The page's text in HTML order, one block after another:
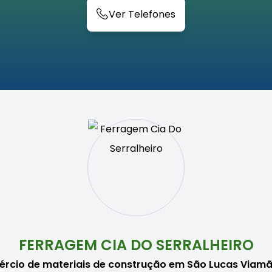
Ver Telefones
FERRAGEM CIA DO SERRALHEIRO
de materiais de construção em São Lucas